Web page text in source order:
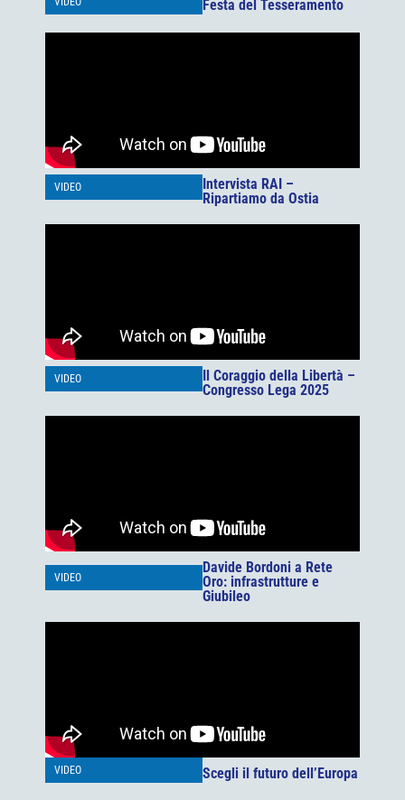
Festa del Tesseramento
VIDEO
Intervista RAI –
Ripartiamo da Ostia
VIDEO
Il Coraggio della Libertà –
Congresso Lega 2025
VIDEO
Davide Bordoni a Rete
Oro: infrastrutture e
Giubileo
VIDEO Scegli il futuro dell’Europa